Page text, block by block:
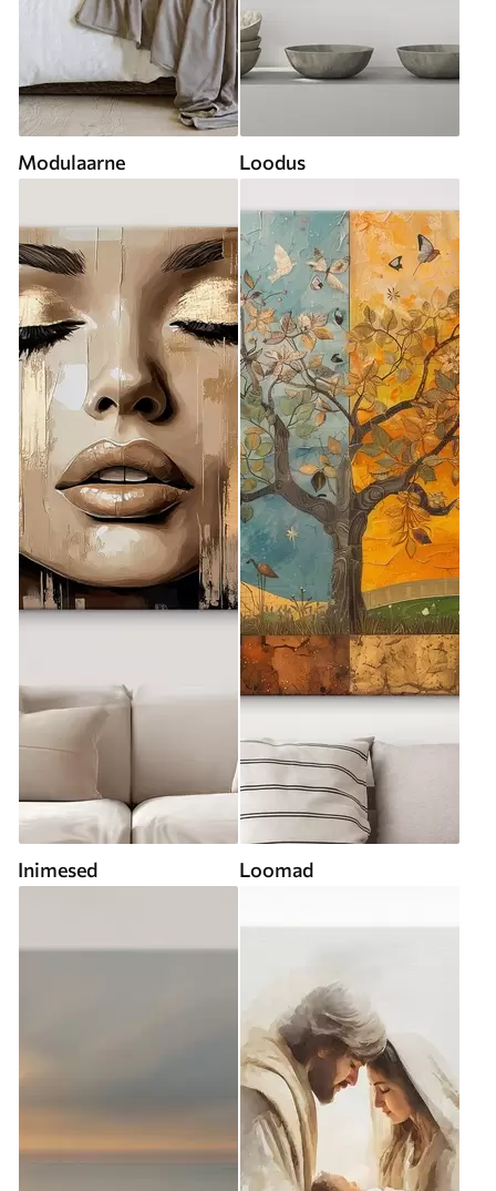
Modulaarne Loodus
Inimesed Loomad